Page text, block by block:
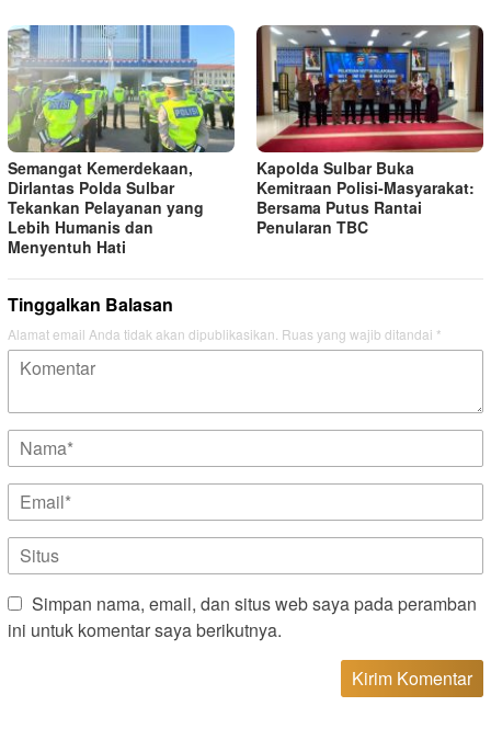
Semangat Kemerdekaan,
Dirlantas Polda Sulbar
Tekankan Pelayanan yang
Lebih Humanis dan
Menyentuh Hati
Kapolda Sulbar Buka
Kemitraan Polisi‑Masyarakat:
Bersama Putus Rantai
Penularan TBC
Tinggalkan Balasan
Alamat email Anda tidak akan dipublikasikan. Ruas yang wajib ditandai *
Simpan nama, email, dan situs web saya pada peramban
ini untuk komentar saya berikutnya.